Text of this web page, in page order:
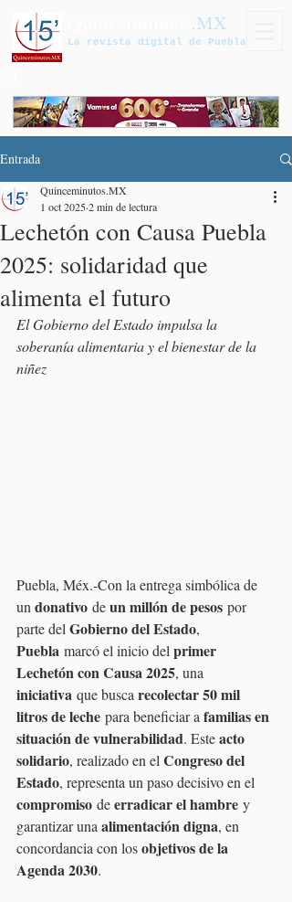
.MX
La revista digital de Puebla
Entrada
Lechetón con Causa Puebla
2025: solidaridad que
alimenta el futuro
Quinceminutos.MX
1 oct 20252 min de lectura
El Gobierno del Estado impulsa la
soberanía alimentaria y el bienestar de la
niñez
Puebla, Méx.-Con la entrega simbólica de
un donativo de un millón de pesos por
parte del Gobierno del Estado,
Puebla marcó el inicio del primer
Lechetón con Causa 2025, una
iniciativa que busca recolectar 50 mil
litros de leche para beneficiar a familias en
situación de vulnerabilidad. Este acto
solidario, realizado en el Congreso del
Estado, representa un paso decisivo en el
compromiso de erradicar el hambre y
garantizar una alimentación digna, en
concordancia con los objetivos de la
Agenda 2030.